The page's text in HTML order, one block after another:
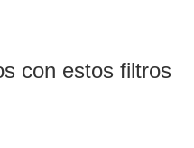
con estos filtros